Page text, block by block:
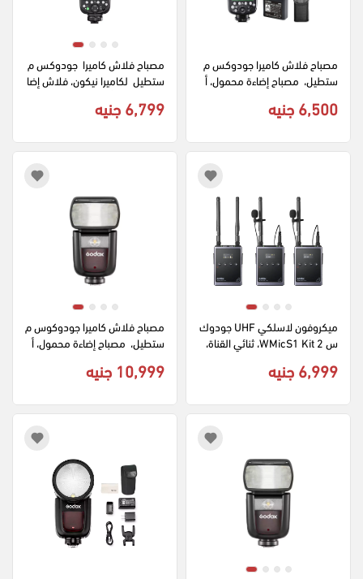
مصباح فلاش كاميرا جودوكس م
ستطيل،  مصباح إضاءة محمول، أ
6,500 جنيه
مصباح فلاش كاميرا  جودوكس م
ستطيل  لكاميرا نيكون، فلاش إضا
6,799 جنيه
ميكروفون لاسلكي UHF جودوك
بث والتصوير، لون أسود
6,999 جنيه
مصباح فلاش كاميرا جودوكوس م
ستطيل،  مصباح إضاءة محمول، أ
10,999 جنيه